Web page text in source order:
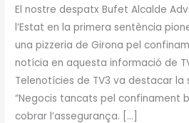
El nostre despatx Bufet Alcalde
l’Estat en la primera sentència
una pizzeria de Girona pel
notícia en aquesta informació de
Telenotícies de TV3 va destacar
“Negocis tancats pel confinament
cobrar l’assegurança. […]